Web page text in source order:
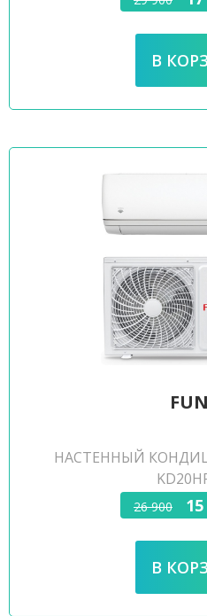
НАСТЕННЫЙ
26 900